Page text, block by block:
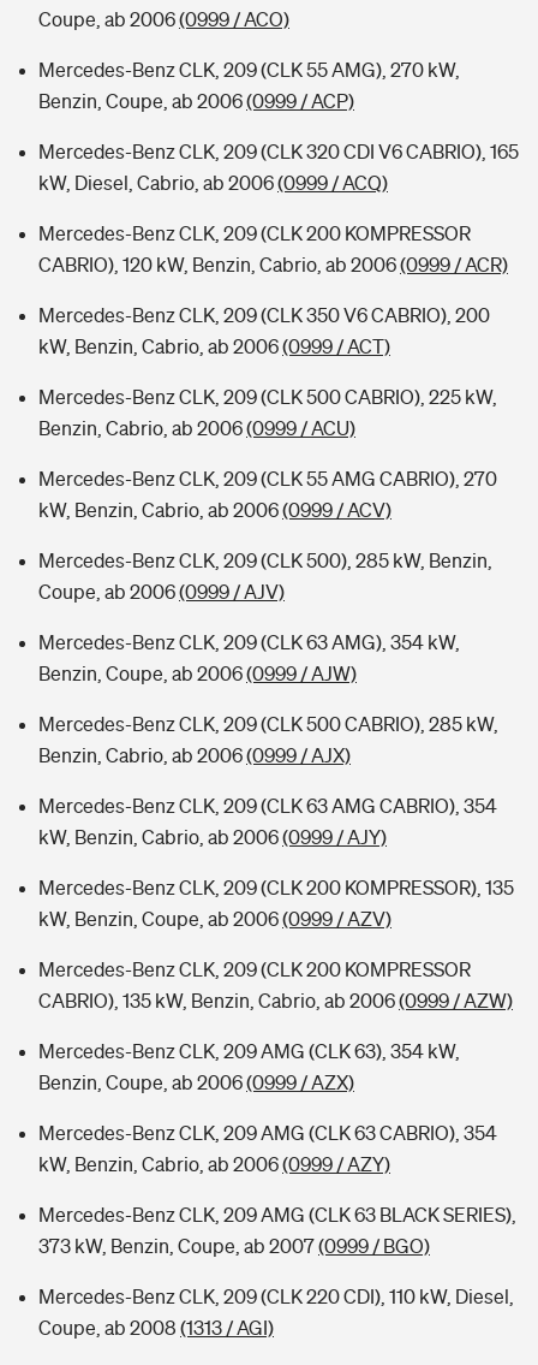
Coupe, ab 2006(0999 / ACO)
Mercedes-Benz CLK, 209 (CLK 55 AMG), 270 kW,
Benzin, Coupe, ab 2006(0999 / ACP)
Mercedes-Benz CLK, 209 (CLK 320 CDI V6 CABRIO), 165
kW, Diesel, Cabrio, ab 2006(0999 / ACQ)
Mercedes-Benz CLK, 209 (CLK 200 KOMPRESSOR
CABRIO), 120 kW, Benzin, Cabrio, ab 2006(0999 / ACR)
Mercedes-Benz CLK, 209 (CLK 350 V6 CABRIO), 200
kW, Benzin, Cabrio, ab 2006(0999 / ACT)
Mercedes-Benz CLK, 209 (CLK 500 CABRIO), 225 kW,
Benzin, Cabrio, ab 2006(0999 / ACU)
Mercedes-Benz CLK, 209 (CLK 55 AMG CABRIO), 270
kW, Benzin, Cabrio, ab 2006(0999 / ACV)
Mercedes-Benz CLK, 209 (CLK 500), 285 kW, Benzin,
Coupe, ab 2006(0999 / AJV)
Mercedes-Benz CLK, 209 (CLK 63 AMG), 354 kW,
Benzin, Coupe, ab 2006(0999 / AJW)
Mercedes-Benz CLK, 209 (CLK 500 CABRIO), 285 kW,
Benzin, Cabrio, ab 2006(0999 / AJX)
Mercedes-Benz CLK, 209 (CLK 63 AMG CABRIO), 354
kW, Benzin, Cabrio, ab 2006(0999 / AJY)
Mercedes-Benz CLK, 209 (CLK 200 KOMPRESSOR), 135
kW, Benzin, Coupe, ab 2006(0999 / AZV)
Mercedes-Benz CLK, 209 (CLK 200 KOMPRESSOR
CABRIO), 135 kW, Benzin, Cabrio, ab 2006(0999 / AZW)
Mercedes-Benz CLK, 209 AMG (CLK 63), 354 kW,
Benzin, Coupe, ab 2006(0999 / AZX)
Mercedes-Benz CLK, 209 AMG (CLK 63 CABRIO), 354
kW, Benzin, Cabrio, ab 2006(0999 / AZY)
Mercedes-Benz CLK, 209 AMG (CLK 63 BLACK SERIES),
373 kW, Benzin, Coupe, ab 2007(0999 / BGO)
Mercedes-Benz CLK, 209 (CLK 220 CDI), 110 kW, Diesel,
Coupe, ab 2008 (1313 / AGI)